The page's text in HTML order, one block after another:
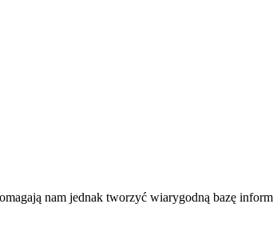
nam jednak tworzyć wiarygodną bazę